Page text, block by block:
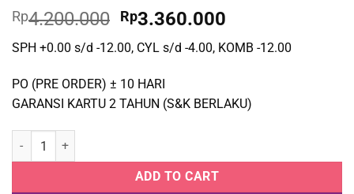
Rp4.200.000 Original
price
was:
Rp4.200.000.
Rp3.360.000
price
is:
SPH +0.00 s/d -12.00, CYL s/d -4.00, KOMB -12.00
PO (PRE ORDER) ± 10 HARI
GARANSI KARTU 2 TAHUN (S&K BERLAKU)
Lensa Kacamata Myopia SV 1.67 MYOKIDS ASIANA DURAVISION
ADD TO CART